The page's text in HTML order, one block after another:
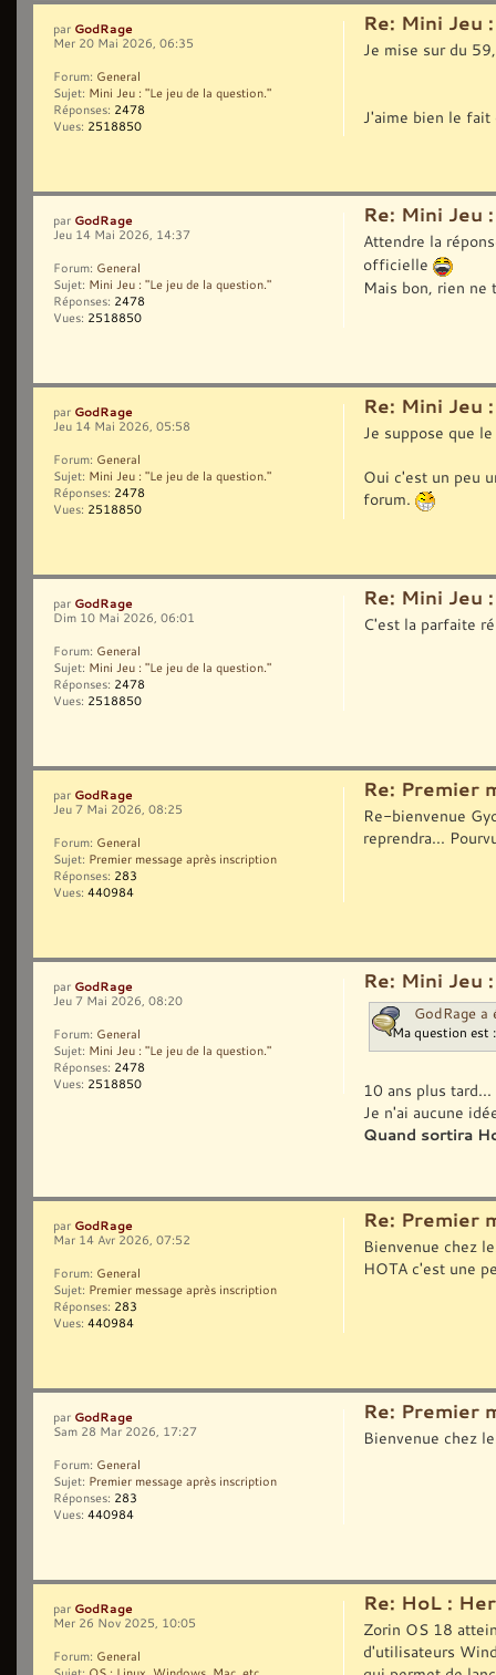
Re: Mini Jeu
Je mise sur du
J'aime bien le fait
par GodRage
Mer 20 Mai 2026, 06:35
Forum: General
Sujet: Mini Jeu : "Le jeu de la question."
Réponses: 2478
Vues: 2518850
Re: Mini Jeu
Attendre la
officielle
Mais bon, rien
par GodRage
Jeu 14 Mai 2026, 14:37
Forum: General
Sujet: Mini Jeu : "Le jeu de la question."
Réponses: 2478
Vues: 2518850
Re: Mini Jeu
Je suppose que
Oui c'est un peu
forum.
par GodRage
Jeu 14 Mai 2026, 05:58
Forum: General
Sujet: Mini Jeu : "Le jeu de la question."
Réponses: 2478
Vues: 2518850
Re: Mini Jeu
C'est la parfaite
par GodRage
Dim 10 Mai 2026, 06:01
Forum: General
Sujet: Mini Jeu : "Le jeu de la question."
Réponses: 2478
Vues: 2518850
Re: Premier
Re-bienvenue
reprendra...
par GodRage
Jeu 7 Mai 2026, 08:25
Forum: General
Sujet: Premier message après inscription
Réponses: 283
Vues: 440984
Re: Mini Jeu
GodRage a
Ma question est
10 ans plus tard...
Je n'ai aucune
Quand sortira
par GodRage
Jeu 7 Mai 2026, 08:20
Forum: General
Sujet: Mini Jeu : "Le jeu de la question."
Réponses: 2478
Vues: 2518850
Re: Premier
Bienvenue chez
HOTA c'est une
par GodRage
Mar 14 Avr 2026, 07:52
Forum: General
Sujet: Premier message après inscription
Réponses: 283
Vues: 440984
Re: Premier
Bienvenue chez
par GodRage
Sam 28 Mar 2026, 17:27
Forum: General
Sujet: Premier message après inscription
Réponses: 283
Vues: 440984
Re: HoL :
Zorin OS 18
d'utilisateurs
par GodRage
Mer 26 Nov 2025, 10:05
Forum: General